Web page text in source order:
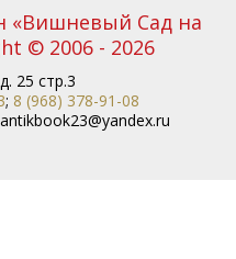
«Вишневый Сад на
© 2006 - 2026
25 стр.3
; 8 (968) 378-91-08
antikbook23@yandex.ru